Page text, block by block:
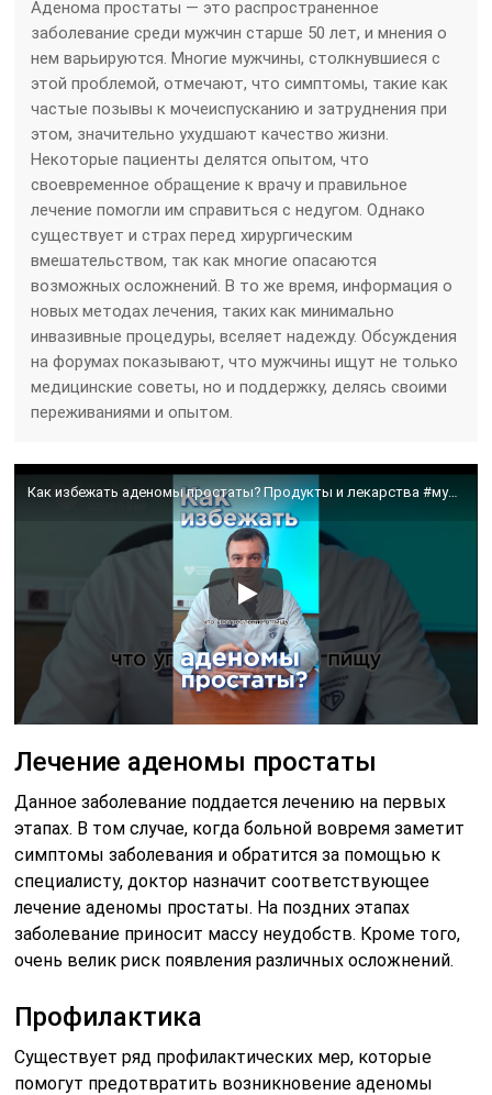
Аденома простаты — это распространенное
заболевание среди мужчин старше 50 лет, и мнения о
нем варьируются. Многие мужчины, столкнувшиеся с
этой проблемой, отмечают, что симптомы, такие как
частые позывы к мочеиспусканию и затруднения при
этом, значительно ухудшают качество жизни.
Некоторые пациенты делятся опытом, что
своевременное обращение к врачу и правильное
лечение помогли им справиться с недугом. Однако
существует и страх перед хирургическим
вмешательством, так как многие опасаются
возможных осложнений. В то же время, информация о
новых методах лечения, таких как минимально
инвазивные процедуры, вселяет надежду. Обсуждения
на форумах показывают, что мужчины ищут не только
медицинские советы, но и поддержку, делясь своими
переживаниями и опытом.
Как избежать аденомы простаты? Продукты и лекарства #мужскоездоровье #аденомапростаты
Лечение аденомы простаты
Данное заболевание поддается лечению на первых
этапах. В том случае, когда больной вовремя заметит
симптомы заболевания и обратится за помощью к
специалисту, доктор назначит соответствующее
лечение аденомы простаты. На поздних этапах
заболевание приносит массу неудобств. Кроме того,
очень велик риск появления различных осложнений.
Профилактика
Существует ряд профилактических мер, которые
помогут предотвратить возникновение аденомы